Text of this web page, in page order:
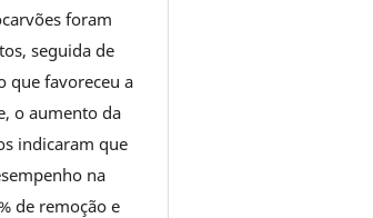
foram
seguida de
que favoreceu a
o aumento da
indicaram que
na
de remoção e